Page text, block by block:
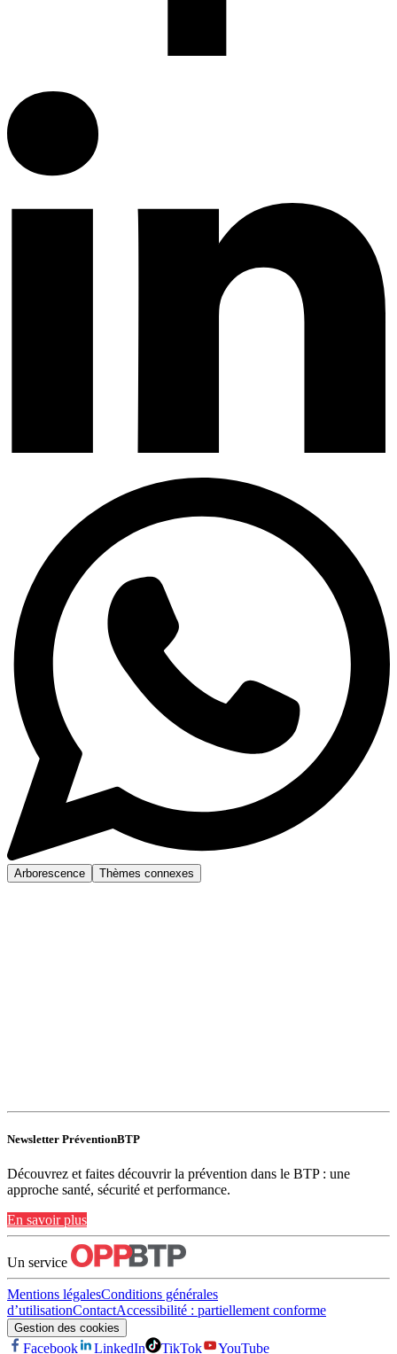
Arborescence Thèmes connexes
Newsletter PréventionBTP
Découvrez et faites découvrir la prévention dans le BTP : une
approche santé, sécurité et performance.
En savoir plus
Un service
Mentions légalesConditions générales
d’utilisationContactAccessibilité : partiellement conforme
Gestion des cookies
Facebook LinkedIn TikTok YouTube